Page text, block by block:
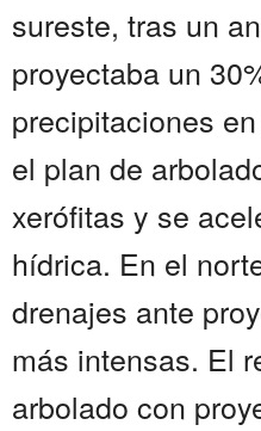
sureste, tras un
proyectaba un
precipitaciones
el plan de
xerófitas y se
hídrica. En el
drenajes ante
más intensas. El
arbolado con